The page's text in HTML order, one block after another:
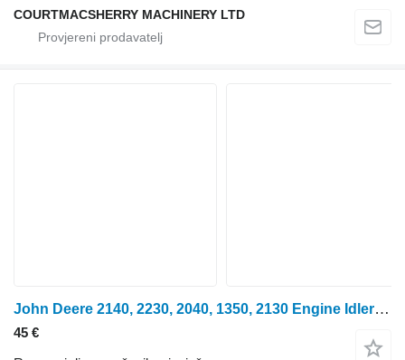
COURTMACSHERRY MACHINERY LTD
John Deere 2140, 2230, 2040, 1350, 2130 Engine Idler Gear At24252, T26322 zupčanik mjenjača za 2140 traktora na kotačima
45 €